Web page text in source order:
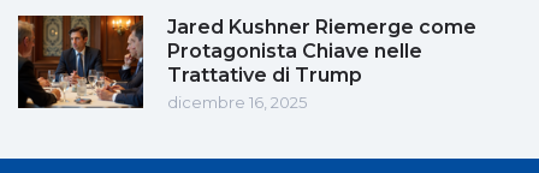
Jared Kushner Riemerge come
Protagonista Chiave nelle
Trattative di Trump
dicembre 16, 2025